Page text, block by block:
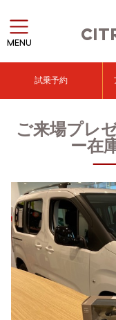
MENU
試乗予約
ご来場プレ
ー在